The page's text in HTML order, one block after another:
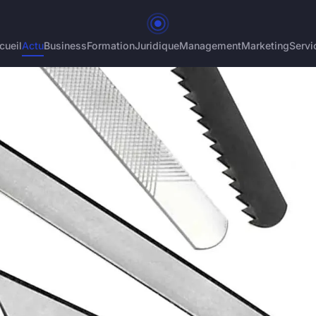
ActuBusinessFormationJuridiqueManagementMarketing